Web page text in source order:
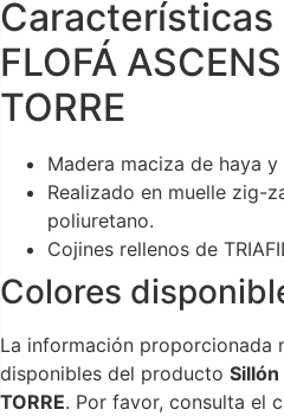
Características
FLOFÁ
TORRE
Madera maciza de haya y
Realizado en muelle zig-
poliuretano.
Cojines rellenos de
Colores
La información proporcionada
disponibles del producto Sillón
TORRE. Por favor, consulta el